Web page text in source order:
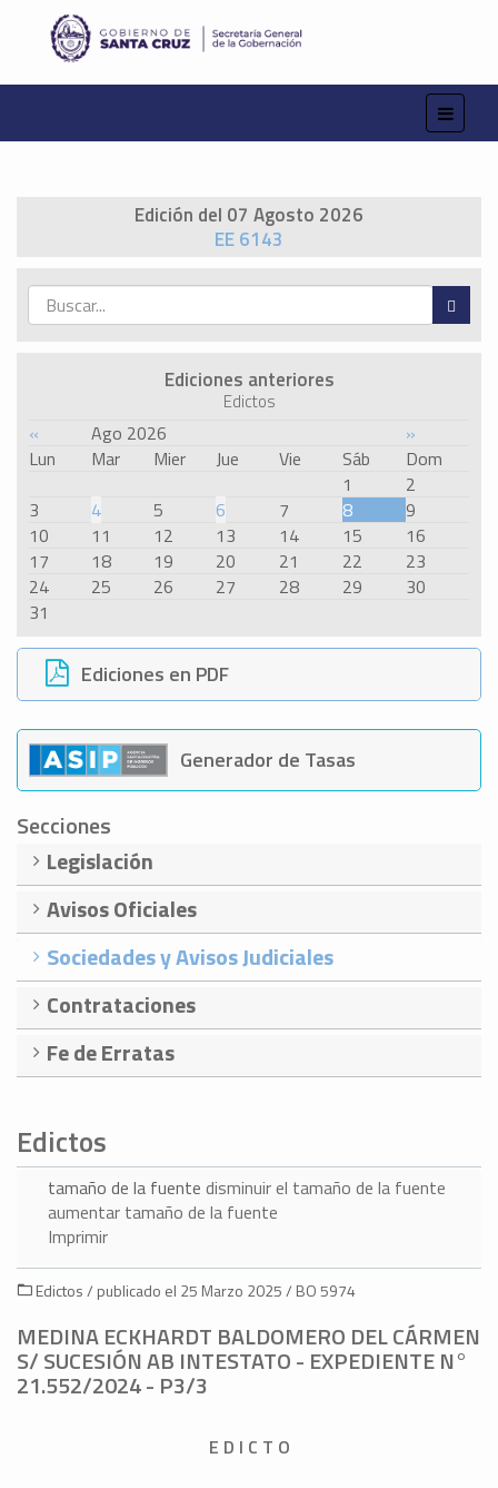
Edición del 07 Agosto 2026
EE 6143
Ediciones anteriores
Edictos
« Ago 2026
»
Lun
Mar Mier Jue Vie Sáb
Dom
1
2
3
4 5 6 7 8
9
10
11 12 13 14 15
16
17
18 19 20 21 22
23
24
25 26 27 28 29
30
31
Ediciones en PDF
Generador de Tasas
Secciones
Legislación
Avisos Oficiales
Sociedades y Avisos Judiciales
Contrataciones
Fe de Erratas
Edictos
tamaño de la fuente disminuir el tamaño de la fuente
aumentar tamaño de la fuente
Imprimir
Edictos / publicado el 25 Marzo 2025 / BO 5974
MEDINA ECKHARDT BALDOMERO DEL CÁRMEN
S/ SUCESIÓN AB INTESTATO - EXPEDIENTE N°
21.552/2024 - P3/3
E D I C T O